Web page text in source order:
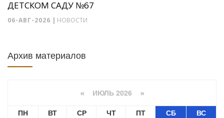
ДЕТСКОМ САДУ №67
06-АВГ-2026 | НОВОСТИ
Архив материалов
« ИЮЛЬ 2026 »
ПН ВТ СР ЧТ ПТ СБ ВС